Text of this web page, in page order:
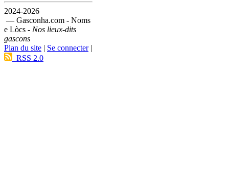
2024-2026
— Gasconha.com - Noms
e Lòcs - Nos lieux-dits
gascons
Plan du site | Se connecter|
RSS 2.0